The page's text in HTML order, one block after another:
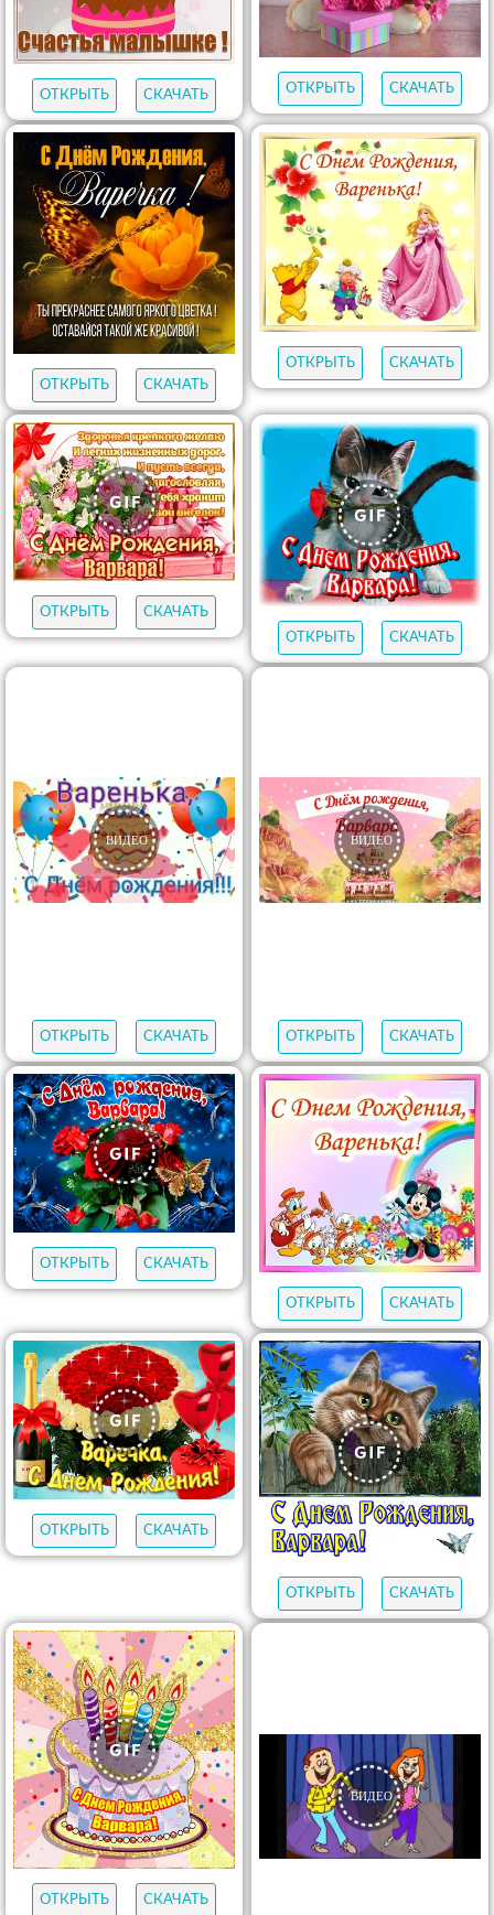
ОТКРЫТЬ СКАЧАТЬ ОТКРЫТЬ СКАЧАТЬ
ОТКРЫТЬ СКАЧАТЬ
ОТКРЫТЬ СКАЧАТЬ
ОТКРЫТЬ
СКАЧАТЬ
ОТКРЫТЬ
СКАЧАТЬ
ОТКРЫТЬ СКАЧАТЬ ОТКРЫТЬ СКАЧАТЬ
ОТКРЫТЬ СКАЧАТЬ
ОТКРЫТЬ СКАЧАТЬ
ОТКРЫТЬ СКАЧАТЬ
ОТКРЫТЬ СКАЧАТЬ
ОТКРЫТЬ СКАЧАТЬ